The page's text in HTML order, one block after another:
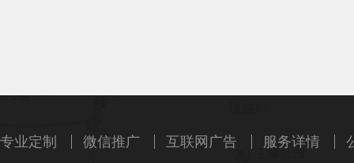
专业定制 微信推广 互联网广告 服务详情